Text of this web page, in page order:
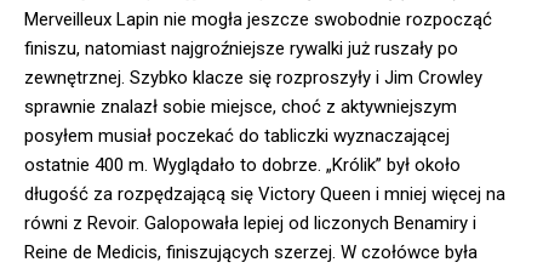
Merveilleux Lapin nie mogła jeszcze swobodnie rozpocząć
finiszu, natomiast najgroźniejsze rywalki już ruszały po
zewnętrznej. Szybko klacze się rozproszyły i Jim Crowley
sprawnie znalazł sobie miejsce, choć z aktywniejszym
posyłem musiał poczekać do tabliczki wyznaczającej
ostatnie 400 m. Wyglądało to dobrze. „Królik” był około
długość za rozpędzającą się Victory Queen i mniej więcej na
równi z Revoir. Galopowała lepiej od liczonych Benamiry i
Reine de Medicis, finiszujących szerzej. W czołówce była